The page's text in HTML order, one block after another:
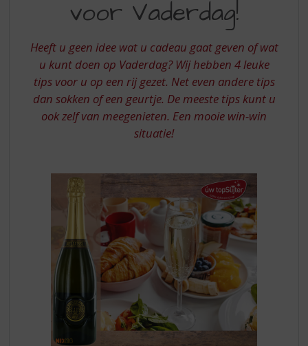
HEEFT
BESTE
CADEAU
VOOR
VADERDAG
voor Vaderdag!
Heeft u geen idee wat u cadeau gaat geven of wat
u kunt doen op Vaderdag? Wij hebben 4 leuke
tips voor u op een rij gezet. Net even andere tips
dan sokken of een geurtje. De meeste tips kunt u
ook zelf van meegenieten. Een mooie win-win
situatie!